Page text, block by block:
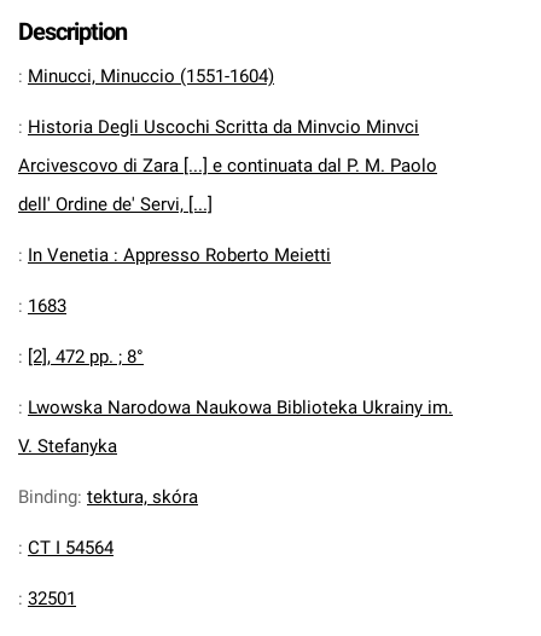
Description
: Minucci, Minuccio (1551-1604)
: Historia Degli Uscochi Scritta da Minvcio Minvci
Arcivescovo di Zara [...] e continuata dal P. M. Paolo
dell' Ordine de' Servi, [...]
: In Venetia : Appresso Roberto Meietti
: 1683
: [2], 472 pp. ; 8°
: Lwowska Narodowa Naukowa Biblioteka Ukrainy im.
V. Stefanyka
Binding: tektura, skóra
: CT I 54564
: 32501